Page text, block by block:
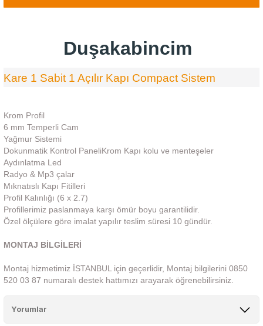
Duşakabincim
Kare 1 Sabit 1 Açılır Kapı Compact Sistem
Krom Profil
6 mm Temperli Cam
Yağmur Sistemi
Dokunmatik Kontrol PaneliKrom Kapı kolu ve menteşeler
Aydınlatma Led
Radyo & Mp3 çalar
Mıknatıslı Kapı Fitilleri
Profil Kalınlığı (6 x 2.7)
Profillerimiz paslanmaya karşı ömür boyu garantilidir.
Özel ölçülere göre imalat yapılır teslim süresi 10 gündür.
MONTAJ BİLGİLERİ
Montaj hizmetimiz İSTANBUL için geçerlidir, Montaj bilgilerini 0850
520 03 87 numaralı destek hattımızı arayarak öğrenebilirsiniz.
Yorumlar